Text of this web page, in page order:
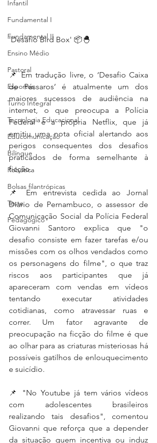
Infantil
Fundamental I
Fundamental II
Ensino Médio
Pastoral
Esportes
Turno Integral
Tecnologia Educacional
Educomunicação
Bilíngue
Robótica
Bolsas filantrópicas
Teste
Pedagógico
'Desafio Bird Box' 📦🐣
📌 Em tradução livre, o ‘Desafio Caixa
de Pássaros’ é atualmente um dos
maiores sucessos de audiência na
internet, o que preocupa a Polícia
Federal e a própria Netflix, que já
emitiu uma nota oficial alertando aos
perigos consequentes dos desafios
praticados de forma semelhante à
ficção.
📌 Em entrevista cedida ao Jornal
Diario de Pernambuco, o assessor de
Comunicação Social da Polícia Federal
Giovanni Santoro explica que "o
desafio consiste em fazer tarefas e/ou
missões com os olhos vendados como
os personagens do filme", o que traz
riscos aos participantes que já
apareceram com vendas em vídeos
tentando executar atividades
cotidianas, como atravessar ruas e
correr. Um fator agravante de
preocupação na ficção do filme é que
ao olhar para as criaturas misteriosas há
possíveis gatilhos de enlouquecimento
e suicídio.
📌 "No Youtube já tem vários vídeos
com adolescentes brasileiros
realizando tais desafios", comentou
Giovanni que reforça que a depender
da situação quem incentiva ou induz